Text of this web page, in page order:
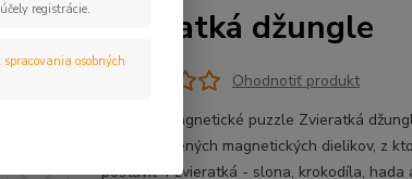
Zvieratká džungle
Ohodnotiť produkt
Drevené magnetické puzzle Zvieratká
kusov drevených magnetických dielikov, z
postaviť 4 zvieratká - slona, krokodíla, hada
registrácie.
spracovania osobných